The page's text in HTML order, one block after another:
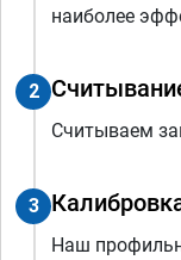
наиболее
2
Считываем
3
Наш